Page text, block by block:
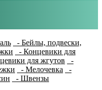
- Бейлы, подвески,
- Концевики для
для жгутов
-
- Мелочевка
-
- Швензы